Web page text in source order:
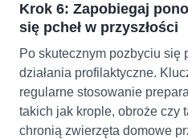
Krok 6: Zapobiegaj
się pcheł w przyszłości
Po skutecznym pozbyciu się
działania profilaktyczne.
regularne stosowanie
takich jak krople, obroże czy
chronią zwierzęta domowe